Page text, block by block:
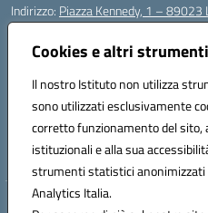
Cookies e altri
Il nostro Istituto non utilizza
sono utilizzati esclusivamente
corretto funzionamento del sito,
istituzionali e alla sua
strumenti statistici anonimizzati
Analytics Italia.
Indirizzo: Piazza Kennedy, 1 – 89023
Centralino:
Posta elettronica certificata (PEC):
Codice fiscale: 82000940807
Codice meccanografico:RCIC84800T
Codice Indice delle Pubbliche
Codice unico di fatturazione (CUF):
Hosting &